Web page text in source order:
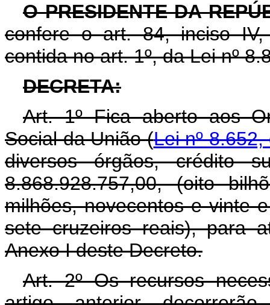
O PRESIDENTE DA
confere o art. 84, inciso
contida no art. 1º, da Lei nº
DECRETA:
Art. 1º Fica aberto aos
Social da União (Lei nº
diversos órgãos, crédito
8.868.928.757,00, (oito
milhões, novecentos e vinte
sete cruzeiros reais), para
Anexo I deste Decreto.
Art. 2º Os recursos